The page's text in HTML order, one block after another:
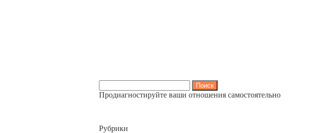
Продиагностируйте ваши отношения самостоятельно
Рубрики